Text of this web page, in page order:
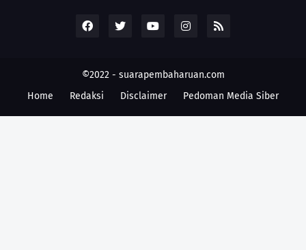
©2022 - suarapembaharuan.com
Home
Redaksi Disclaimer Pedoman Media Siber